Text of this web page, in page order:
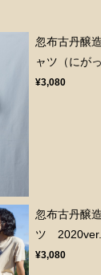
忽布古丹醸
ャツ（にが
¥3,080
忽布古丹醸
ツ 2020ver.
¥3,080